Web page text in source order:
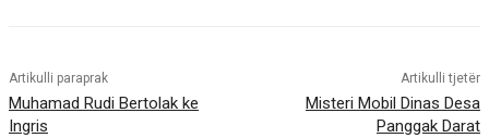
Artikulli paraprak
Muhamad Rudi Bertolak ke
Ingris
Artikulli tjetër
Misteri Mobil Dinas Desa
Panggak Darat